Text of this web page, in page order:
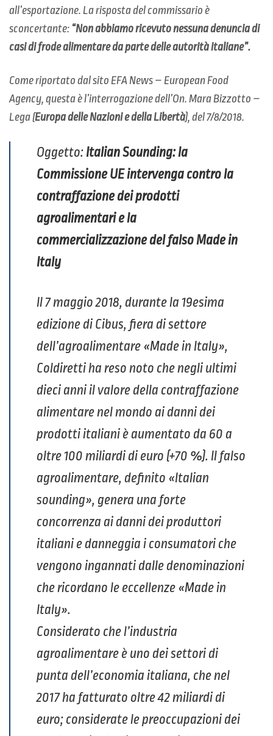
all’esportazione. La risposta del commissario è
sconcertante: “Non abbiamo ricevuto nessuna denuncia di
casi di frode alimentare da parte delle autorità italiane”.
Come riportato dal sito EFA News – European Food
Agency, questa è l’interrogazione dell’On. Mara Bizzotto –
Lega (Europa delle Nazioni e della Libertà), del 7/8/2018.
Oggetto:Italian Sounding: la
Commissione UE intervenga contro la
contraffazione dei prodotti
agroalimentari e la
commercializzazione del falso Made in
Italy
Il 7 maggio 2018, durante la 19esima
edizione di Cibus, fiera di settore
dell’agroalimentare «Made in Italy»,
Coldiretti ha reso noto che negli ultimi
dieci anni il valore della contraffazione
alimentare nel mondo ai danni dei
prodotti italiani è aumentato da 60 a
oltre 100 miliardi di euro (+70 %). Il falso
agroalimentare, definito «Italian
sounding», genera una forte
concorrenza ai danni dei produttori
italiani e danneggia i consumatori che
vengono ingannati dalle denominazioni
che ricordano le eccellenze «Made in
Italy».
Considerato che l’industria
agroalimentare è uno dei settori di
punta dell’economia italiana, che nel
2017 ha fatturato oltre 42 miliardi di
euro; considerate le preoccupazioni dei